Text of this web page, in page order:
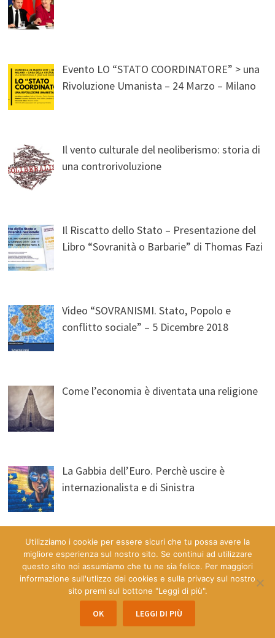
Evento LO “STATO COORDINATORE” > una
Rivoluzione Umanista – 24 Marzo – Milano
Il vento culturale del neoliberismo: storia di
una controrivoluzione
Il Riscatto dello Stato – Presentazione del
Libro “Sovranità o Barbarie” di Thomas Fazi
Video “SOVRANISMI. Stato, Popolo e
conflitto sociale” – 5 Dicembre 2018
Come l’economia è diventata una religione
La Gabbia dell’Euro. Perchè uscire è
internazionalista e di Sinistra
Copyright © 2026Economia & Democrazia a Misura d'Uomo
WordPressand Bam.
Utilizziamo i cookie per essere sicuri che tu possa avere la
migliore esperienza sul nostro sito. Se continui ad utilizzare
questo sito noi assumiamo che tu ne sia felice. Per maggiori
informazione sull'utlizzo dei cookies e sulla privacy sul nostro
sito premi sul bottone "Leggi di più".
OK LEGGI DI PIÙ